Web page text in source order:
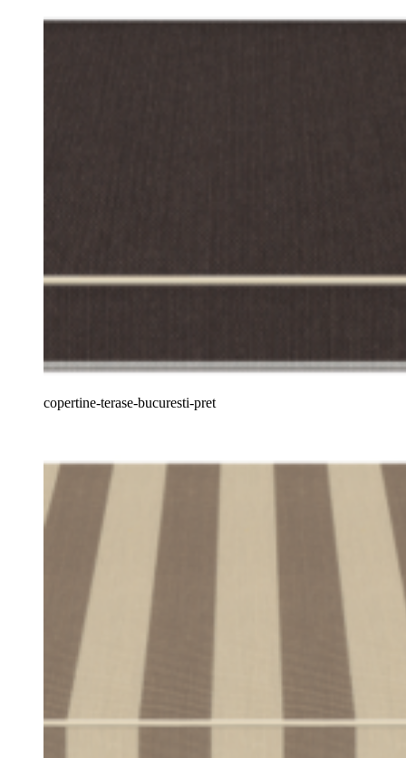
copertine-terase-bucuresti-pret